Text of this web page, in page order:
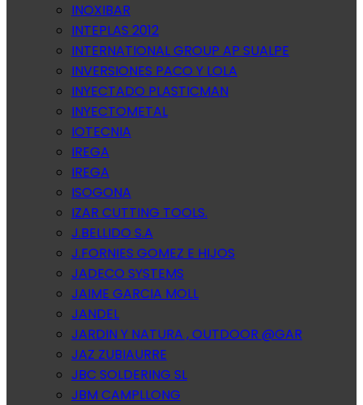
INOXIBAR
INTEPLAS 2012
INTERNATIONAL GROUP AP SUALPE
INVERSIONES PACO Y LOLA
INYECTADO PLASTICMAN
INYECTOMETAL
IOTECNIA
IREGA
IREGA
ISOGONA
IZAR CUTTING TOOLS.
J.BELLIDO S.A
J.FORNIES GOMEZ E HIJOS
JADECO SYSTEMS
JAIME GARCIA MOLL
JANDEL
JARDIN Y NATURA , OUTDOOR @GAR
JAZ ZUBIAURRE
JBC SOLDERING SL
JBM CAMPLLONG